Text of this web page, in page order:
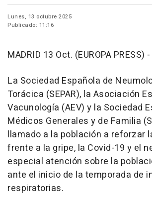
Lunes, 13 octubre 2025
Publicado: 11:16
MADRID 13 Oct. (EUROPA PRESS) -
La Sociedad Española de
Torácica (SEPAR), la Asociación
Vacunología (AEV) y la Sociedad
Médicos Generales y de Familia
llamado a la población a reforzar
frente a la gripe, la Covid-19 y el
especial atención sobre la
ante el inicio de la temporada de
respiratorias.